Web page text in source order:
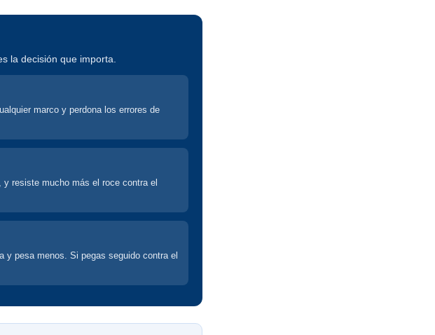
la decisión que importa.
marco y perdona los errores de
resiste mucho más el roce contra el
y pesa menos. Si pegas seguido contra el